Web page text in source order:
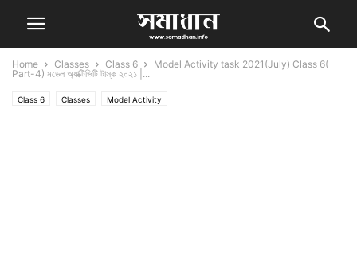
Home Classes Class 6
Model Activity task 2021(July) Class 6(
Part-4) মডেল অ্যাক্টিভিটি টাস্ক ২০২১ |...
Class 6 Classes Model Activity